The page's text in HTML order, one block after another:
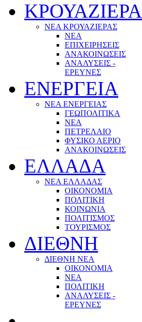
ΚΡΟΥΑΖΙΕΡΑ
ΝΕΑ ΚΡΟΥΑΖΙΕΡΑΣ
NEA
ΕΠΙΧΕΙΡΗΣΕΙΣ
ΑΝΑΚΟΙΝΩΣΕΙΣ
ΑΝΑΛΥΣΕΙΣ -
ΕΡΕΥΝΕΣ
ΕΝΕΡΓΕΙΑ
ΝΕΑ ΕΝΕΡΓΕΙΑΣ
ΓΕΩΠΟΛΙΤΙΚΑ
ΝΕΑ
ΠΕΤΡΕΛΑΙΟ
ΦΥΣΙΚΟ ΑΕΡΙΟ
ΑΝΑΚΟΙΝΩΣΕΙΣ
ΕΛΛΑΔΑ
ΝΕΑ ΕΛΛΑΔΑΣ
ΟΙΚΟΝΟΜΙΑ
ΠΟΛΙΤΙΚΗ
ΚΟΙΝΩΝΙΑ
ΠΟΛΙΤΙΣΜΟΣ
ΤΟΥΡΙΣΜΟΣ
ΔΙΕΘΝΗ
ΔΙΕΘΝΗ ΝΕΑ
ΟΙΚΟΝΟΜΙΑ
ΝΕΑ
ΠΟΛΙΤΙΚΗ
ΑΝΑΛΥΣΕΙΣ -
ΕΡΕΥΝΕΣ